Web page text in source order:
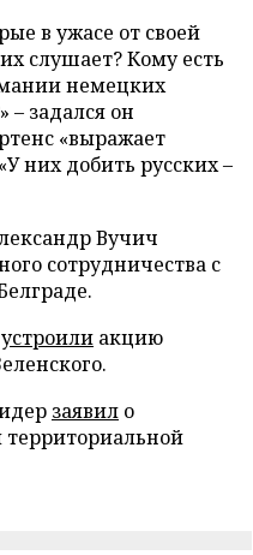
в ужасе от своей
слушает? Кому есть
немецких
– задался он
«выражает
них добить русских –
Вучич
сотрудничества с
устроили акцию
заявил о